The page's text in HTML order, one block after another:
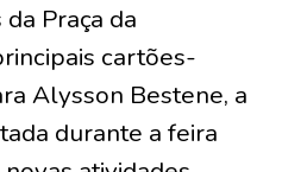
Praça da
cartões-
Alysson Bestene, a
durante a feira